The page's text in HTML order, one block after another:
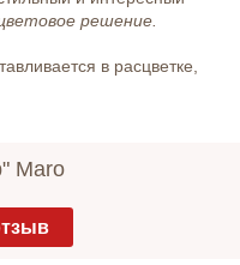
решение.
в расцветке,
Maro